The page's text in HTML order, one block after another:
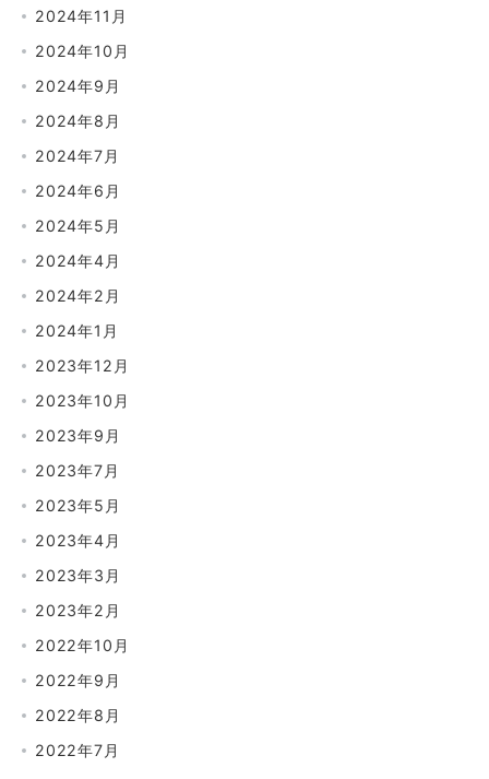
2024年11月
2024年10月
2024年9月
2024年8月
2024年7月
2024年6月
2024年5月
2024年4月
2024年2月
2024年1月
2023年12月
2023年10月
2023年9月
2023年7月
2023年5月
2023年4月
2023年3月
2023年2月
2022年10月
2022年9月
2022年8月
2022年7月